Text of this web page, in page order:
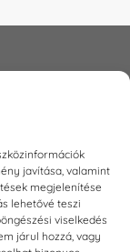
javítása, valamint
megjelenítése
lehetővé teszi
viselkedés
járul hozzá, vagy